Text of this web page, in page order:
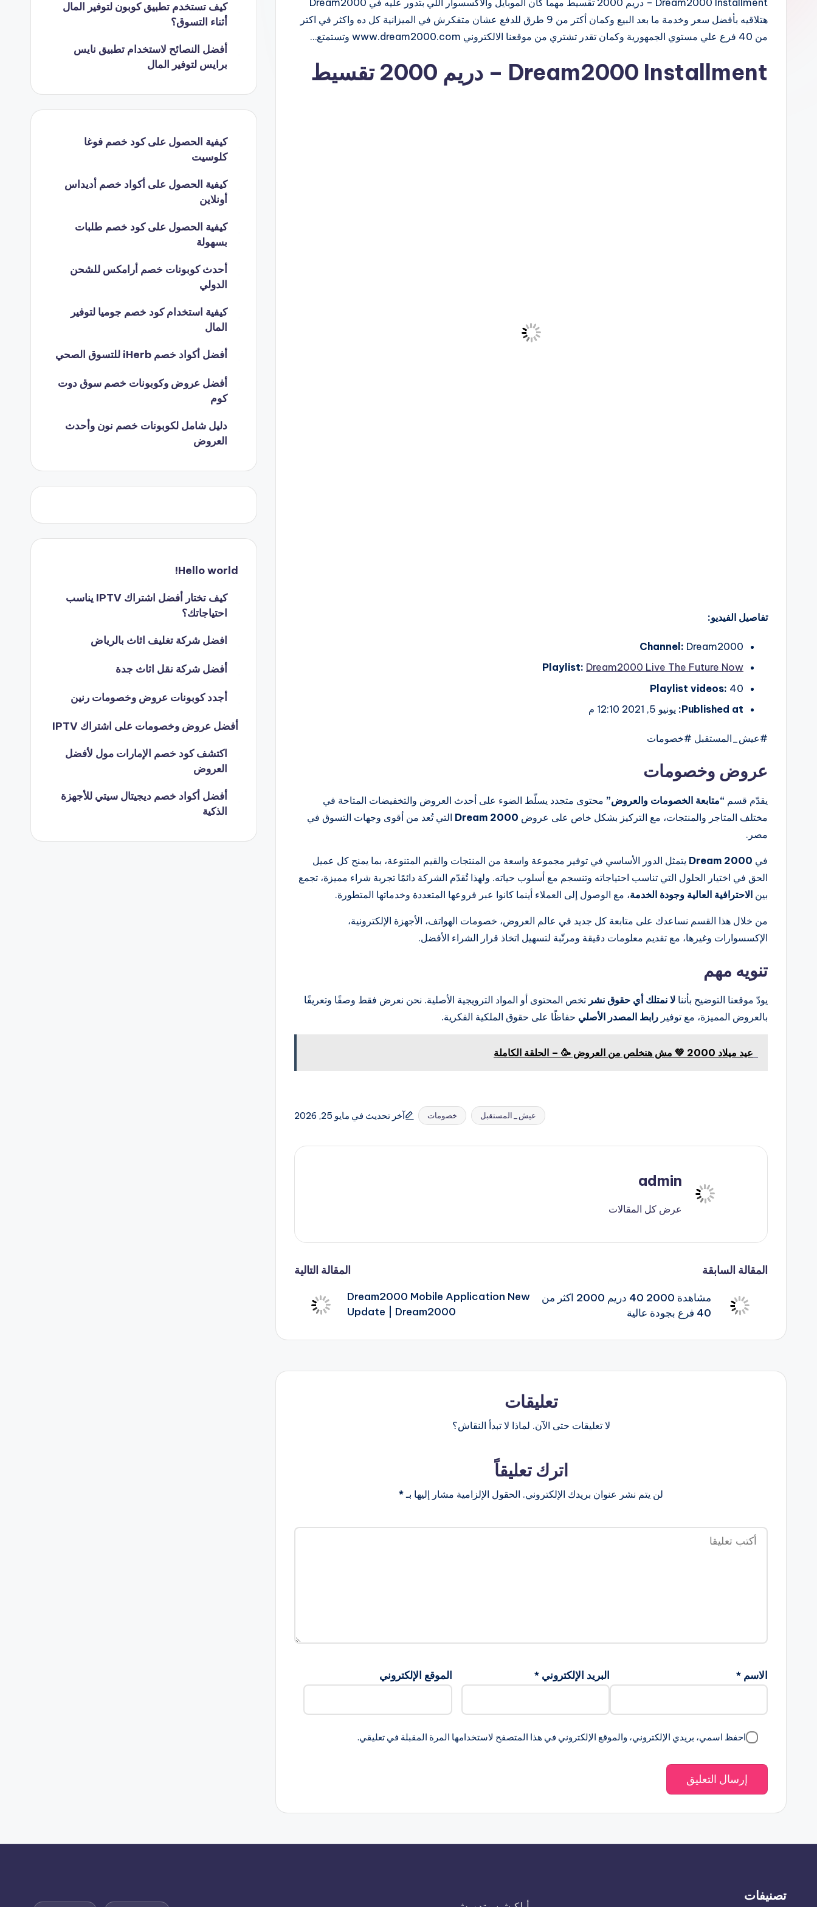
Dream2000 Installment – دريم 2000 تقسيط مهما كان الموبايل والاكسسوار اللي بتدور عليه في Dream2000
هتلاقيه بأفضل سعر وخدمة ما بعد البيع وكمان أكتر من 9 طرق للدفع عشان متفكرش في الميزانية كل ده واكثر في اكتر
من 40 فرع علي مستوي الجمهورية وكمان تقدر تشتري من موقعنا الالكتروني www.dream2000.com وتستمتع…
Dream2000 Installment – دريم 2000 تقسيط
تفاصيل الفيديو:
Channel: Dream2000
Playlist: Dream2000 Live The Future Now
Playlist videos: 40
Published at: يونيو 5, 2021 12:10 م
#عيش_المستقبل #خصومات
عروض وخصومات
يقدّم قسم “متابعة الخصومات والعروض” محتوى متجدد يسلّط الضوء على أحدث العروض والتخفيضات المتاحة في
مختلف المتاجر والمنتجات، مع التركيز بشكل خاص على عروض Dream 2000 التي تُعد من أقوى وجهات التسوق في
مصر.
في Dream 2000 يتمثل الدور الأساسي في توفير مجموعة واسعة من المنتجات والقيم المتنوعة، بما يمنح كل عميل
الحق في اختيار الحلول التي تناسب احتياجاته وتنسجم مع أسلوب حياته. ولهذا تُقدّم الشركة دائمًا تجربة شراء مميزة، تجمع
بين الاحترافية العالية وجودة الخدمة، مع الوصول إلى العملاء أينما كانوا عبر فروعها المتعددة وخدماتها المتطورة.
من خلال هذا القسم نساعدك على متابعة كل جديد في عالم العروض، خصومات الهواتف، الأجهزة الإلكترونية،
الإكسسوارات وغيرها، مع تقديم معلومات دقيقة ومرتّبة لتسهيل اتخاذ قرار الشراء الأفضل.
تنويه مهم
يودّ موقعنا التوضيح بأننا لا نمتلك أي حقوق نشر تخص المحتوى أو المواد الترويجية الأصلية. نحن نعرض فقط وصفًا وتعريفًا
بالعروض المميزة، مع توفير رابط المصدر الأصلي حفاظًا على حقوق الملكية الفكرية.
عيد ميلاد 2000 💚 مش هنخلص من العروض 🥳 – الحلقة الكاملة
خصومات عيش_المستقبل آخر تحديث في مايو 25, 2026
admin
عرض كل المقالات
تصفّح
المقالات
المقالة السابقة
مشاهدة 2000 40 دريم 2000 اكثر من
40 فرع بجودة عالية
المقالة التالية
Dream2000 Mobile Application New
Update | Dream2000
تعليقات
لا تعليقات حتى الآن. لماذا لا تبدأ النقاش؟
اترك تعليقاً
لن يتم نشر عنوان بريدك الإلكتروني. الحقول الإلزامية مشار إليها بـ *
الاسم * البريد الإلكتروني * الموقع الإلكتروني
احفظ اسمي، بريدي الإلكتروني، والموقع الإلكتروني في هذا المتصفح لاستخدامها المرة المقبلة في تعليقي.
كيف تستخدم تطبيق كوبون لتوفير المال
أثناء التسوق؟
أفضل النصائح لاستخدام تطبيق نايس
برايس لتوفير المال
كيفية الحصول على كود خصم فوغا
كلوسيت
كيفية الحصول على أكواد خصم أديداس
أونلاين
كيفية الحصول على كود خصم طلبات
بسهولة
أحدث كوبونات خصم أرامكس للشحن
الدولي
كيفية استخدام كود خصم جوميا لتوفير
المال
أفضل أكواد خصم iHerb للتسوق الصحي
أفضل عروض وكوبونات خصم سوق دوت
كوم
دليل شامل لكوبونات خصم نون وأحدث
العروض
Hello world!
كيف تختار أفضل اشتراك IPTV يناسب
احتياجاتك؟
افضل شركة تغليف اثاث بالرياض
أفضل شركة نقل اثاث جدة
أجدد كوبونات عروض وخصومات رنين
أفضل عروض وخصومات على اشتراك IPTV
اكتشف كود خصم الإمارات مول لأفضل
العروض
أفضل أكواد خصم ديجيتال سيتي للأجهزة
الذكية
تصنيفات